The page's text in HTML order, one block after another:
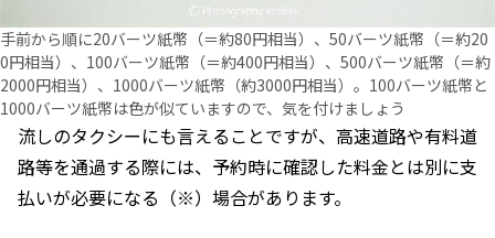
手前から順に20バーツ紙幣（＝約80円相当）、50バーツ紙幣（＝約20
0円相当）、100バーツ紙幣（＝約400円相当）、500バーツ紙幣（＝約
2000円相当）、1000バーツ紙幣（約3000円相当）。100バーツ紙幣と
1000バーツ紙幣は色が似ていますので、気を付けましょう
流しのタクシーにも言えることですが、高速道路や有料道
路等を通過する際には、予約時に確認した料金とは別に支
払いが必要になる（※）場合があります。